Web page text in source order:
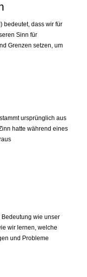
bedeutet, dass wir für
Sinn für
Grenzen setzen, um
ursprünglich aus
hatte während eines
wie unser
wir lernen, welche
und Probleme